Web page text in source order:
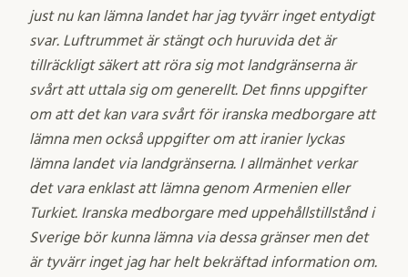
just nu kan lämna landet har jag tyvärr inget entydigt
svar. Luftrummet är stängt och huruvida det är
tillräckligt säkert att röra sig mot landgränserna är
svårt att uttala sig om generellt. Det finns uppgifter
om att det kan vara svårt för iranska medborgare att
lämna men också uppgifter om att iranier lyckas
lämna landet via landgränserna. I allmänhet verkar
det vara enklast att lämna genom Armenien eller
Turkiet. Iranska medborgare med uppehållstillstånd i
Sverige bör kunna lämna via dessa gränser men det
är tyvärr inget jag har helt bekräftad information om.